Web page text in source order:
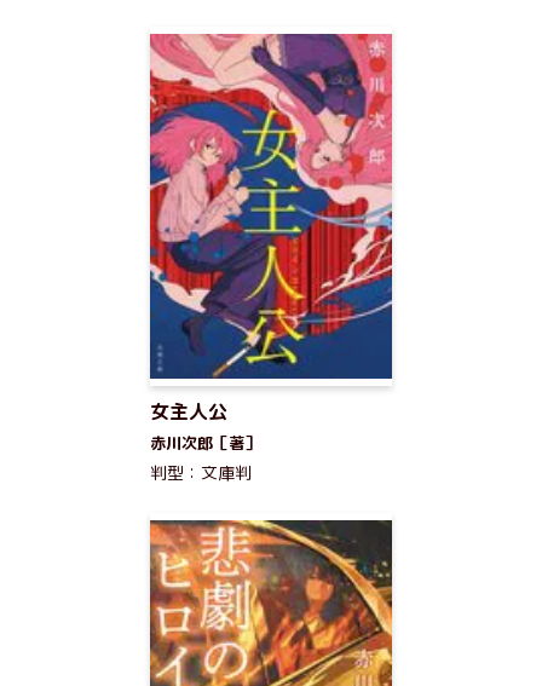
女主人公
赤川次郎［著］
判型：文庫判